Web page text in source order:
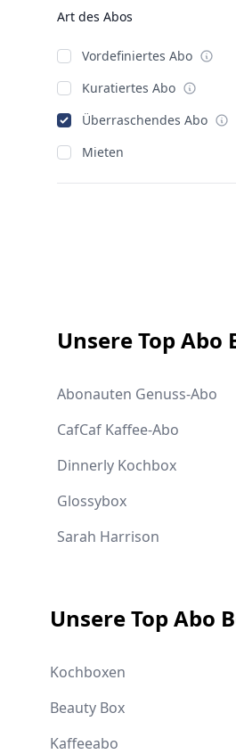
Art des Abos
Vordefiniertes Abo
Kuratiertes Abo
Überraschendes Abo
Mieten
Unsere Top
Abonauten Genuss-Abo
CafCaf Kaffee-Abo
Dinnerly Kochbox
Glossybox
Sarah Harrison
Unsere Top Abo
Kochboxen
Beauty Box
Kaffeeabo